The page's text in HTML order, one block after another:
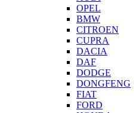
OPEL
BMW
CITROEN
CUPRA
DACIA
DAF
DODGE
DONGFENG
FIAT
FORD